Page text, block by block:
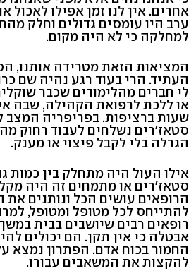
אחרים. אין לנו זמן אפילו לאכול
ערב היו עומסים גדולים וחלק
למחלקה כי לא היה מקום.
המציאות הזאת מטרידה אותנו,
העתיד. הרי בעוד רגע נהיה שם
לי חברים מהלימודים שכבר
שעות ברציפות. בפריפריה המצב
סטאז'רים נשלחים לעבוד רחוק
הגרלה בלי לקבל פיצוי או מענק.
אילו העול היה מתחלק בין כמות
סטאז'רים או מתמחים זה היה
הרופאים עושים הכל ונותנים את
להתייחס לכל מטופל ומטופל,
רופאים רבים שיושבים בבית
אבטלה כי אין תקן. הם יכולים
החמור בכוח אדם. הפתרון נמצא
להקצות את המשאבים עבורו.